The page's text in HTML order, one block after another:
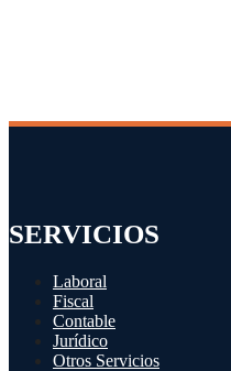
SERVICIOS
Laboral
Fiscal
Contable
Jurídico
Otros Servicios